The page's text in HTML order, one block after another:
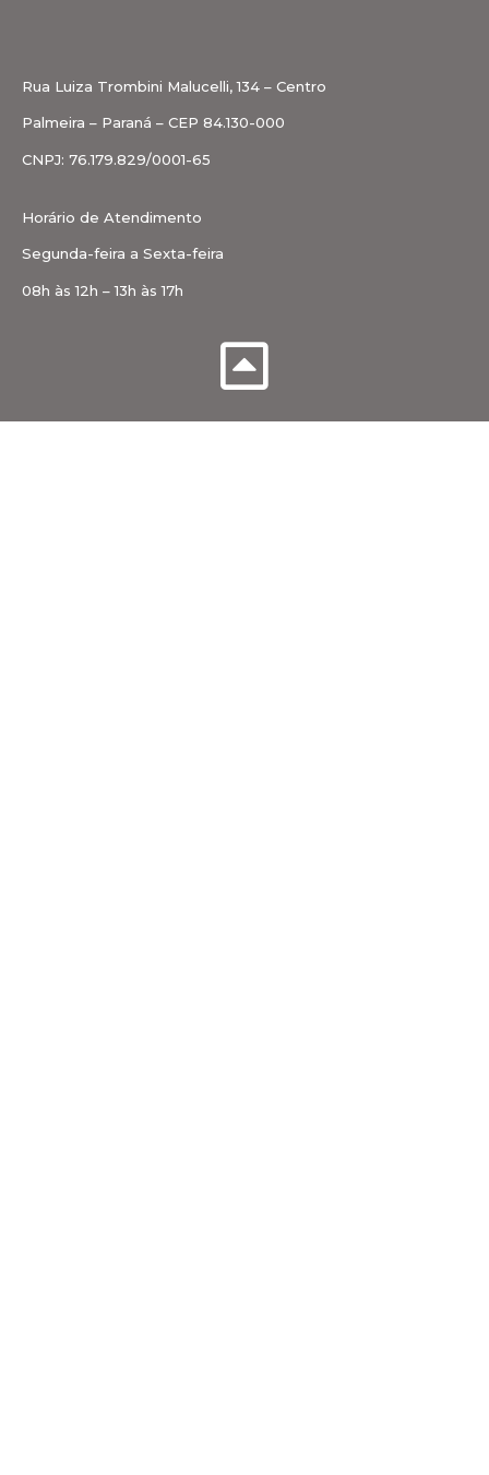
Rua Luiza Trombini Malucelli, 134 – Centro
Palmeira – Paraná – CEP 84.130-000
CNPJ: 76.179.829/0001-65
Horário de Atendimento
Segunda-feira a Sexta-feira
08h às 12h – 13h às 17h